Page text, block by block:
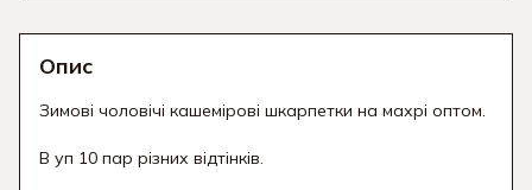
Опис
Зимові чоловічі кашемірові шкарпетки на махрі оптом.
В уп 10 пар різних відтінків.